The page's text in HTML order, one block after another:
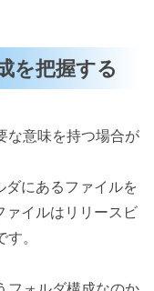
を把握する
な意味を持つ場合が
にあるファイルを
イルはリリースビ
。